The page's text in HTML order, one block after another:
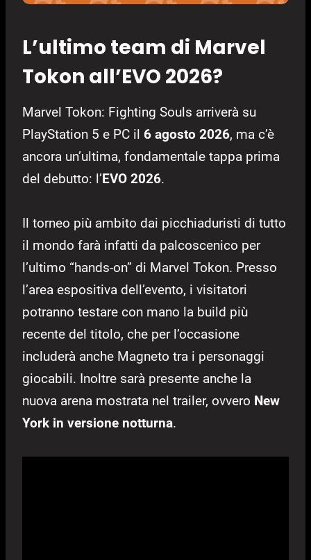
L’ultimo team di Marvel
Tokon all’EVO 2026?
Marvel Tokon: Fighting Souls arriverà su
PlayStation 5 e PC il 6 agosto 2026, ma c’è
ancora un’ultima, fondamentale tappa prima
del debutto: l’EVO 2026.
Il torneo più ambito dai picchiaduristi di tutto
il mondo farà infatti da palcoscenico per
l’ultimo “hands-on” di Marvel Tokon. Presso
l’area espositiva dell’evento, i visitatori
potranno testare con mano la build più
recente del titolo, che per l’occasione
includerà anche Magneto tra i personaggi
giocabili. Inoltre sarà presente anche la
nuova arena mostrata nel trailer, ovvero New
York in versione notturna.